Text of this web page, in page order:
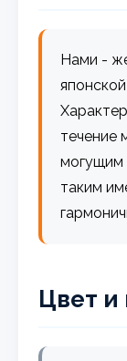
Нами -
течение
могущим
таким
Цвет и